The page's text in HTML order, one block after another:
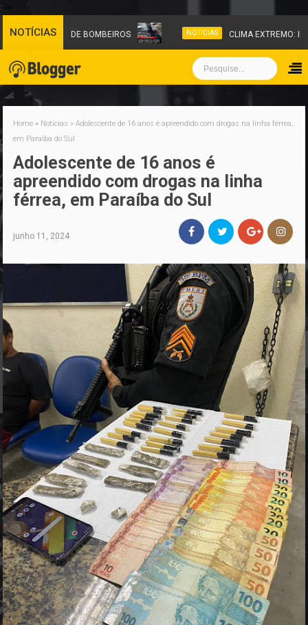
-->
NOTÍCIAS
CORPO DE BOMBEIROS NOTICIAS CLIMA EXTREMO:
Home » Noticias »Adolescente de 16 anos é apreendido com drogas na linha férrea,
em Paraíba do Sul
Adolescente de 16 anos é
apreendido com drogas na linha
férrea, em Paraíba do Sul
junho 11, 2024